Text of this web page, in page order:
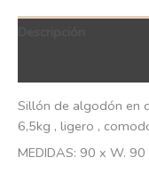
Sillón de algodón en
6,5kg , ligero ,
MEDIDAS: 90 x W.